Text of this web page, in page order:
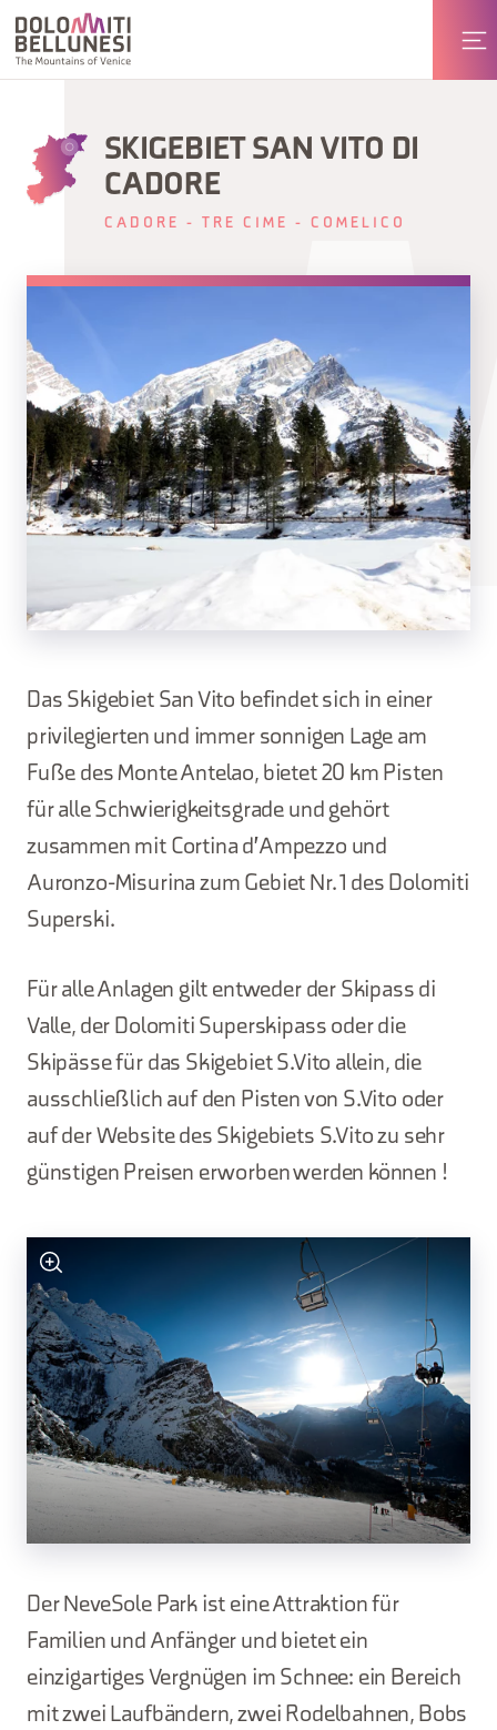
SKIGEBIET SAN VITO DI
CADORE
CADORE - TRE CIME - COMELICO
Das Skigebiet San Vito befindet sich in einer
privilegierten und immer sonnigen Lage am
Fuße des Monte Antelao, bietet 20 km Pisten
für alle Schwierigkeitsgrade und gehört
zusammen mit Cortina d'Ampezzo und
Auronzo-Misurina zum Gebiet Nr. 1 des Dolomiti
Superski.
Für alle Anlagen gilt entweder der Skipass di
Valle, der Dolomiti Superskipass oder die
Skipässe für das Skigebiet S.Vito allein, die
ausschließlich auf den Pisten von S.Vito oder
auf der Website des Skigebiets S.Vito zu sehr
günstigen Preisen erworben werden können !
Der NeveSole Park ist eine Attraktion für
Familien und Anfänger und bietet ein
einzigartiges Vergnügen im Schnee: ein Bereich
mit zwei Laufbändern, zwei Rodelbahnen, Bobs